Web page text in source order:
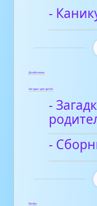
-
Диафильмы
Загадки для детей
-
-
Мифы